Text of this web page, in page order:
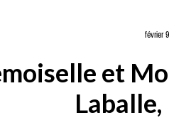
février
et